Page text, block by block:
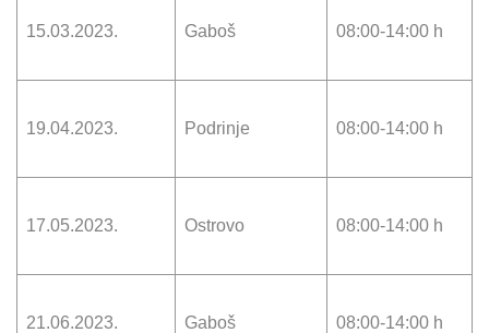
15.03.2023. Gaboš 08:00-14:00 h
19.04.2023. Podrinje 08:00-14:00 h
17.05.2023. Ostrovo 08:00-14:00 h
21.06.2023. Gaboš 08:00-14:00 h